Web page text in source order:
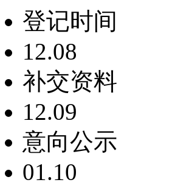
登记时间
12.08
补交资料
12.09
意向公示
01.10